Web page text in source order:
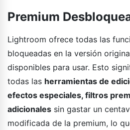
Premium
Lightroom ofrece todas las
bloqueadas en la versión
disponibles para usar. Esto
todas las herramientas de
efectos especiales, filtros
adicionales sin gastar un
modificada de la premium, lo